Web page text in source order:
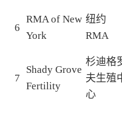
6
RMA of New
York
纽约
RMA
7
Shady Grove
Fertility
杉迪格
夫生殖
心